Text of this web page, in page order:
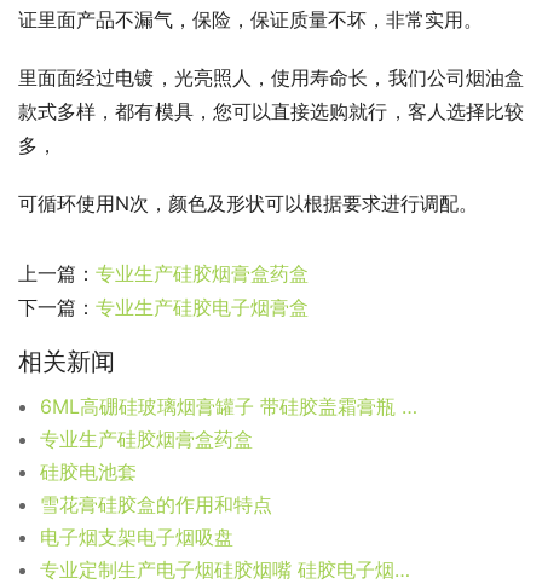
证里面产品不漏气，保险，保证质量不坏，非常实用。
里面面经过电镀，光亮照人，使用寿命长，我们公司烟油盒
款式多样，都有模具，您可以直接选购就行，客人选择比较
多，
上一篇： 专业生产硅胶烟膏盒药盒
下一篇： 专业生产硅胶电子烟膏盒
相关新闻
6ML高硼硅玻璃烟膏罐子 带硅胶盖霜膏瓶 保鲜玻璃药品盒
专业生产硅胶烟膏盒药盒
硅胶电池套
雪花膏硅胶盒的作用和特点
电子烟支架电子烟吸盘
专业定制生产电子烟硅胶烟嘴 硅胶电子烟嘴 糖果包装电子烟嘴帽